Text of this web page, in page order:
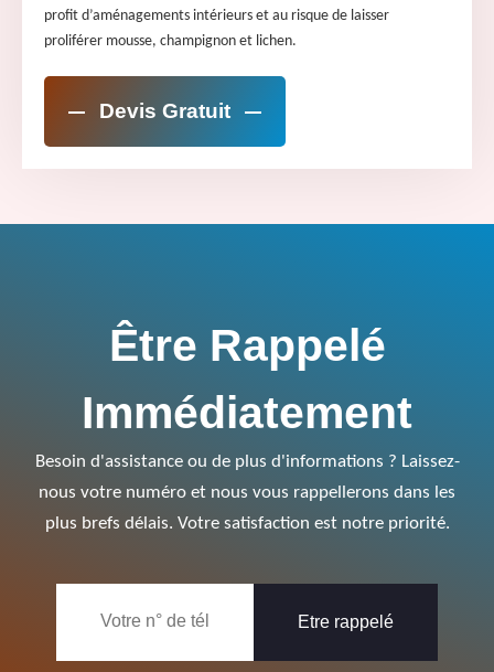
profit d’aménagements intérieurs et au risque de laisser
proliférer mousse, champignon et lichen.
Devis Gratuit
Être Rappelé
Immédiatement
Besoin d'assistance ou de plus d'informations ? Laissez-
nous votre numéro et nous vous rappellerons dans les
plus brefs délais. Votre satisfaction est notre priorité.